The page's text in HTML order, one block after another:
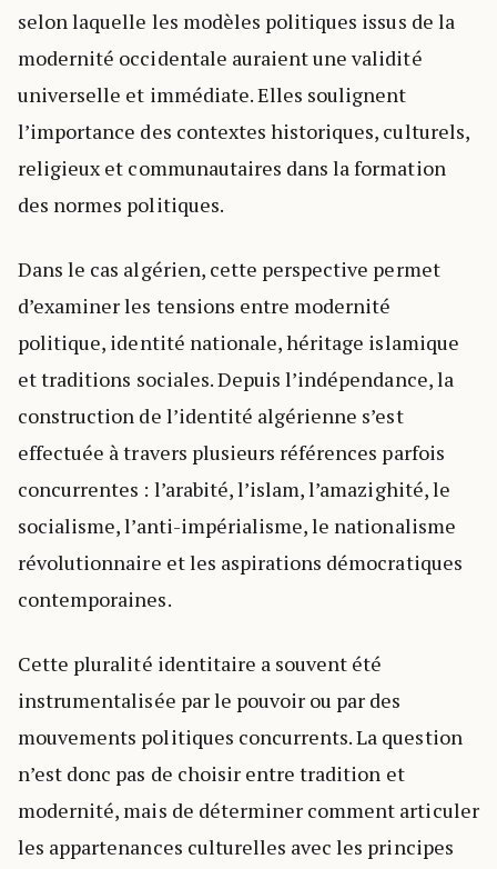
selon laquelle les modèles politiques issus de la
modernité occidentale auraient une validité
universelle et immédiate. Elles soulignent
l’importance des contextes historiques, culturels,
religieux et communautaires dans la formation
des normes politiques.
Dans le cas algérien, cette perspective permet
d’examiner les tensions entre modernité
politique, identité nationale, héritage islamique
et traditions sociales. Depuis l’indépendance, la
construction de l’identité algérienne s’est
effectuée à travers plusieurs références parfois
concurrentes : l’arabité, l’islam, l’amazighité, le
socialisme, l’anti-impérialisme, le nationalisme
révolutionnaire et les aspirations démocratiques
contemporaines.
Cette pluralité identitaire a souvent été
instrumentalisée par le pouvoir ou par des
mouvements politiques concurrents. La question
n’est donc pas de choisir entre tradition et
modernité, mais de déterminer comment articuler
les appartenances culturelles avec les principes